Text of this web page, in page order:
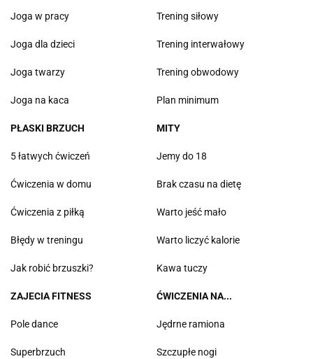
Joga w pracy
Joga dla dzieci
Joga twarzy
Joga na kaca
Trening siłowy
Trening interwałowy
Trening obwodowy
Plan minimum
PŁASKI BRZUCH
5 łatwych ćwiczeń
Ćwiczenia w domu
Ćwiczenia z piłką
Błędy w treningu
Jak robić brzuszki?
MITY
Jemy do 18
Brak czasu na dietę
Warto jeść mało
Warto liczyć kalorie
Kawa tuczy
ZAJECIA FITNESS
Pole dance
Superbrzuch
ĆWICZENIA NA...
Jędrne ramiona
Szczupłe nogi